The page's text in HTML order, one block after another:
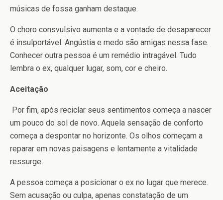
músicas de fossa ganham destaque.
O choro consvulsivo aumenta e a vontade de desaparecer
é insulportável. Angústia e medo são amigas nessa fase.
Conhecer outra pessoa é um remédio intragável. Tudo
lembra o ex, qualquer lugar, som, cor e cheiro.
Aceitação
Por fim, após reciclar seus sentimentos começa a nascer
um pouco do sol de novo. Aquela sensação de conforto
começa a despontar no horizonte. Os olhos começam a
reparar em novas paisagens e lentamente a vitalidade
ressurge.
A pessoa começa a posicionar o ex no lugar que merece.
Sem acusação ou culpa, apenas constatação de um